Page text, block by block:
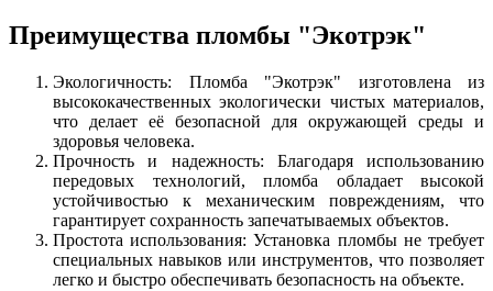
Преимущества пломбы "Экотрэк"
Экологичность: Пломба "Экотрэк" изготовлена из
высококачественных экологически чистых материалов,
что делает её безопасной для окружающей среды и
здоровья человека.
Прочность и надежность: Благодаря использованию
передовых технологий, пломба обладает высокой
устойчивостью к механическим повреждениям, что
гарантирует сохранность запечатываемых объектов.
Простота использования: Установка пломбы не требует
специальных навыков или инструментов, что позволяет
легко и быстро обеспечивать безопасность на объекте.